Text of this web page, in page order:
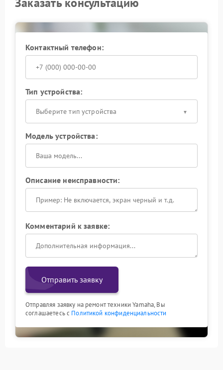
Контактный телефон:
Тип устройства:
Выберите тип устройства
Модель устройства:
Описание неисправности:
Комментарий к заявке:
Отправить заявку
Отправляя заявку на ремонт техники Yamaha, Вы
соглашаетесь с Политикой конфиденциальности